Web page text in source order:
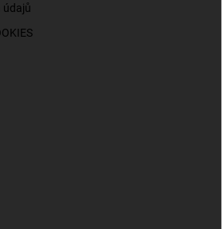
údajů